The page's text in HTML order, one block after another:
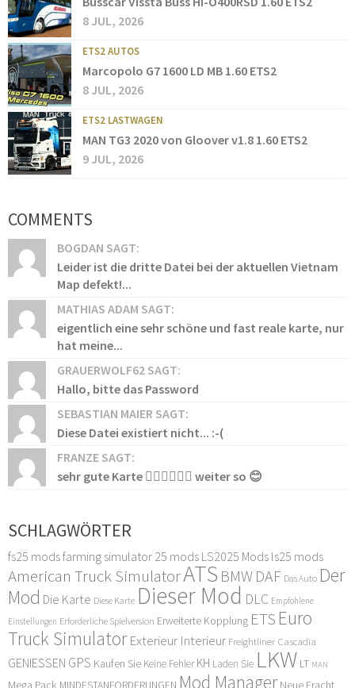
8 JUL, 2026
ETS2 AUTOS
Marcopolo G7 1600 LD MB 1.60 ETS2
8 JUL, 2026
ETS2 LASTWAGEN
MAN TG3 2020 von Gloover v1.8 1.60 ETS2
9 JUL, 2026
COMMENTS
BOGDAN SAGT:
Leider ist die dritte Datei bei der aktuellen Vietnam
Map defekt!...
MATHIAS ADAM SAGT:
eigentlich eine sehr schöne und fast reale karte, nur
hat meine...
GRAUERWOLF62 SAGT:
Hallo, bitte das Password
SEBASTIAN MAIER SAGT:
Diese Datei existiert nicht... :-(
FRANZE SAGT:
sehr gute Karte 👍🏻👍🏻👍🏻 weiter so 😊
SCHLAGWÖRTER
fs25 modsfarming simulator 25 mods LS2025 Mods ls25 mods
American Truck SimulatorATS BMW DAF Das Auto Der
Mod Die Karte Diese Karte Dieser Mod DLC Empfohlene
Einstellungen Erforderliche Spielversion Erweiterte Kopplung ETS Euro
Truck Simulator Exterieur Interieur Freightliner Cascadia
GENIESSEN GPS Kaufen Sie Keine Fehler KH Laden Sie LKW LT MAN
Mega Pack MINDESTANFORDERUNGEN Mod Manager Neue Fracht